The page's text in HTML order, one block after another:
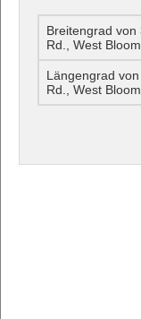
Breitengrad
Rd., West
Längengrad
Rd., West